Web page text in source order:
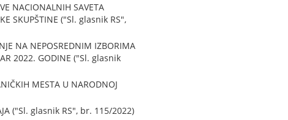
NACIONALNIH SAVETA
SKUPŠTINE ("Sl. glasnik RS",
NA NEPOSREDNIM IZBORIMA
2022. GODINE ("Sl. glasnik
MESTA U NARODNOJ
("Sl. glasnik RS", br. 115/2022)